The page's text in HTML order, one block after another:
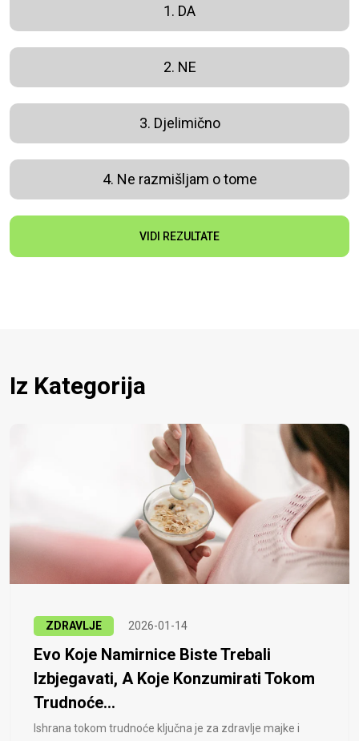
1. DA
2. NE
3. Djelimično
4. Ne razmišljam o tome
VIDI REZULTATE
Iz Kategorija
ZDRAVLJE 2026-01-14
Evo Koje Namirnice Biste Trebali
Izbjegavati, A Koje Konzumirati Tokom
Trudnoće...
Ishrana tokom trudnoće ključna je za zdravlje majke i